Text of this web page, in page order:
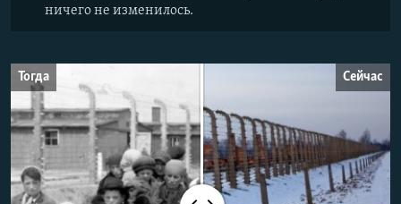
ничего не изменилось.
Тогда Сейчас